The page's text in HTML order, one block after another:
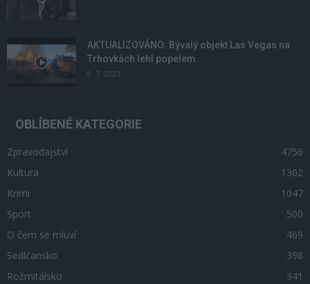
AKTUALIZOVÁNO: Bývalý objekt Las Vegas na
Trhovkách lehl popelem
8. 7. 2023
OBLÍBENÉ KATEGORIE
Zpravodajství
4756
Kultura
1302
Krimi
1047
Sport
500
O čem se mluví
469
Sedlčansko
398
Rožmitálsko
341